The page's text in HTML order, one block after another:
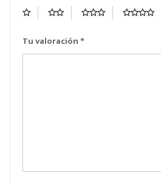
Tu valoración *